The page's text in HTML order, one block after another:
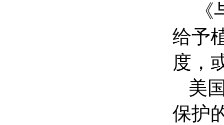
给予
度，
美
保护